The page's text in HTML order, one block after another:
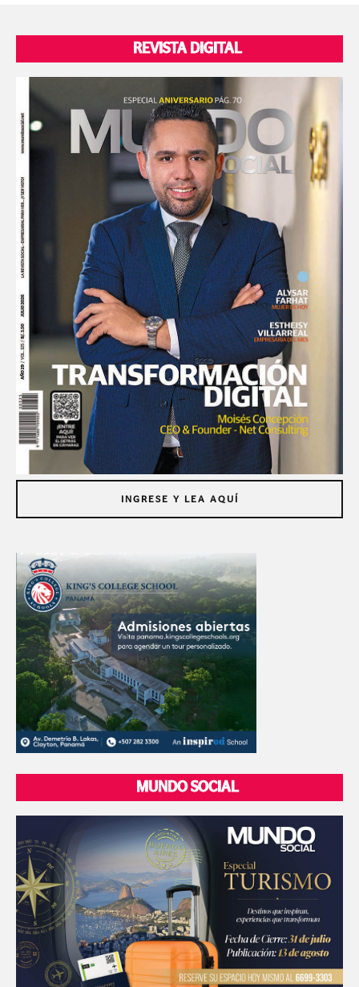
REVISTA DIGITAL
INGRESE Y LEA AQUÍ
MUNDO SOCIAL